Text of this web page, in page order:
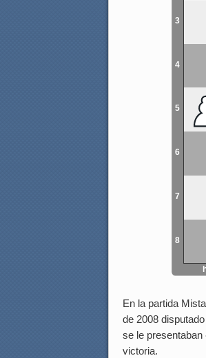
3
4
5
6
7
8
En la partida
de 2008
se le
victoria.